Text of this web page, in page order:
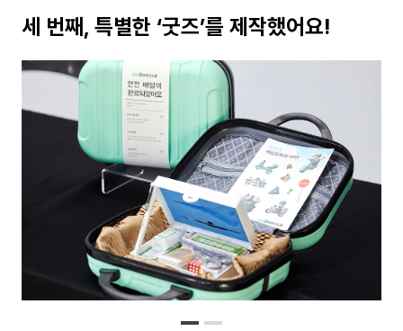
세 번째, 특별한 ‘굿즈’를 제작했어요!